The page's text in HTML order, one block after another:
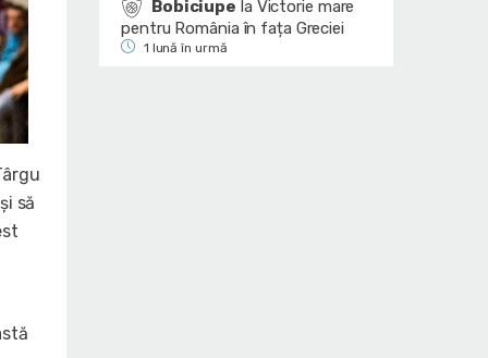
să
Bobiciupe la Victorie mare
pentru România în fața Greciei
1 lună în urmă